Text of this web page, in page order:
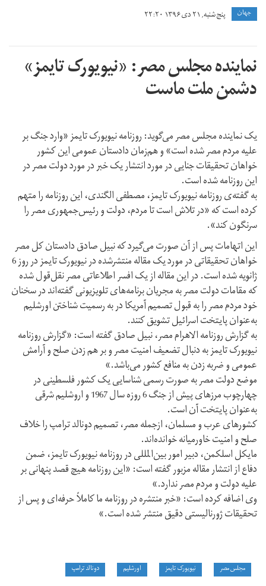
جهان پنج شنبه, ۲۱ دی ۱۳۹۶ ۲۲:۲۰
نماینده مجلس مصر: «نیویورک تایمز»
دشمن ملت ماست
یک نماینده مجلس مصر می‌گوید: روزنامه نیویورک تایمز «وارد جنگ بر
علیه مردم مصر شده است» و هم‌زمان دادستان عمومی این کشور
خواهان تحقیقات جنایی در مورد انتشار یک خبر در مورد دولت مصر در
این روزنامه شده است.
به گفته‌ی‌ روزنامه نیویورک تایمز، مصطفی الگندی، این روزنامه را متهم
کرده است که «در تلاش است تا مردم، دولت و رئیس‌جمهوری مصر را
سرنگون کند».
این اتهامات پس از آن صورت می‌گیرد که نبیل صادق دادستان کل مصر
خواهان تحقیقاتی در مورد یک مقاله منتشرشده در نیویورک تایمز در روز 6
ژانویه شده است. در این مقاله از یک افسر اطلاعاتی مصر نقل‌قول شده
که مقامات دولت مصر به مجریان برنامه‌های تلویزیونی گفته‌اند در سخنان
خود مردم مصر را به قبول تصمیم آمریکا در به رسمیت شناختن اورشلیم
به‌عنوان پایتخت اسرائیل تشویق کنند.
به گزارش روزنامه الاهرام مصر، نبیل صادق گفته است: «گزارش روزنامه
نیویورک تایمز به دنبال تضعیف امنیت مصر و بر هم زدن صلح و آرامش
عمومی و ضربه زدن به منافع کشور می‌باشد.»
موضع دولت مصر به صورت رسمی شناسایی یک کشور فلسطینی در
چهارچوب مرزهای پیش از جنگ 6 روزه سال 1967 و اروشلیم شرقی
به‌عنوان پایتخت آن است.
کشورهای عرب و مسلمان، ازجمله مصر، تصمیم دونالد ترامپ را خلاف
صلح و امنیت خاورمیانه خوانده‌اند.
مایکل اسلکمن، دبیر امور بین‌المللی در روزنامه نیویورک تایمز، ضمن
دفاع از انتشار مقاله مزبور گفته است: «این روزنامه هیچ قصد پنهانی بر
علیه دولت و مردم مصر ندارد.»
وی اضافه کرده است: «خبر منتشره در روزنامه ما کاملاً حرفه‌ای و پس از
تحقیقات ژورنالیستی دقیق منتشر شده است.»
مجلس مصر نیویورک تایمز اورشلیم دونالد ترامپ